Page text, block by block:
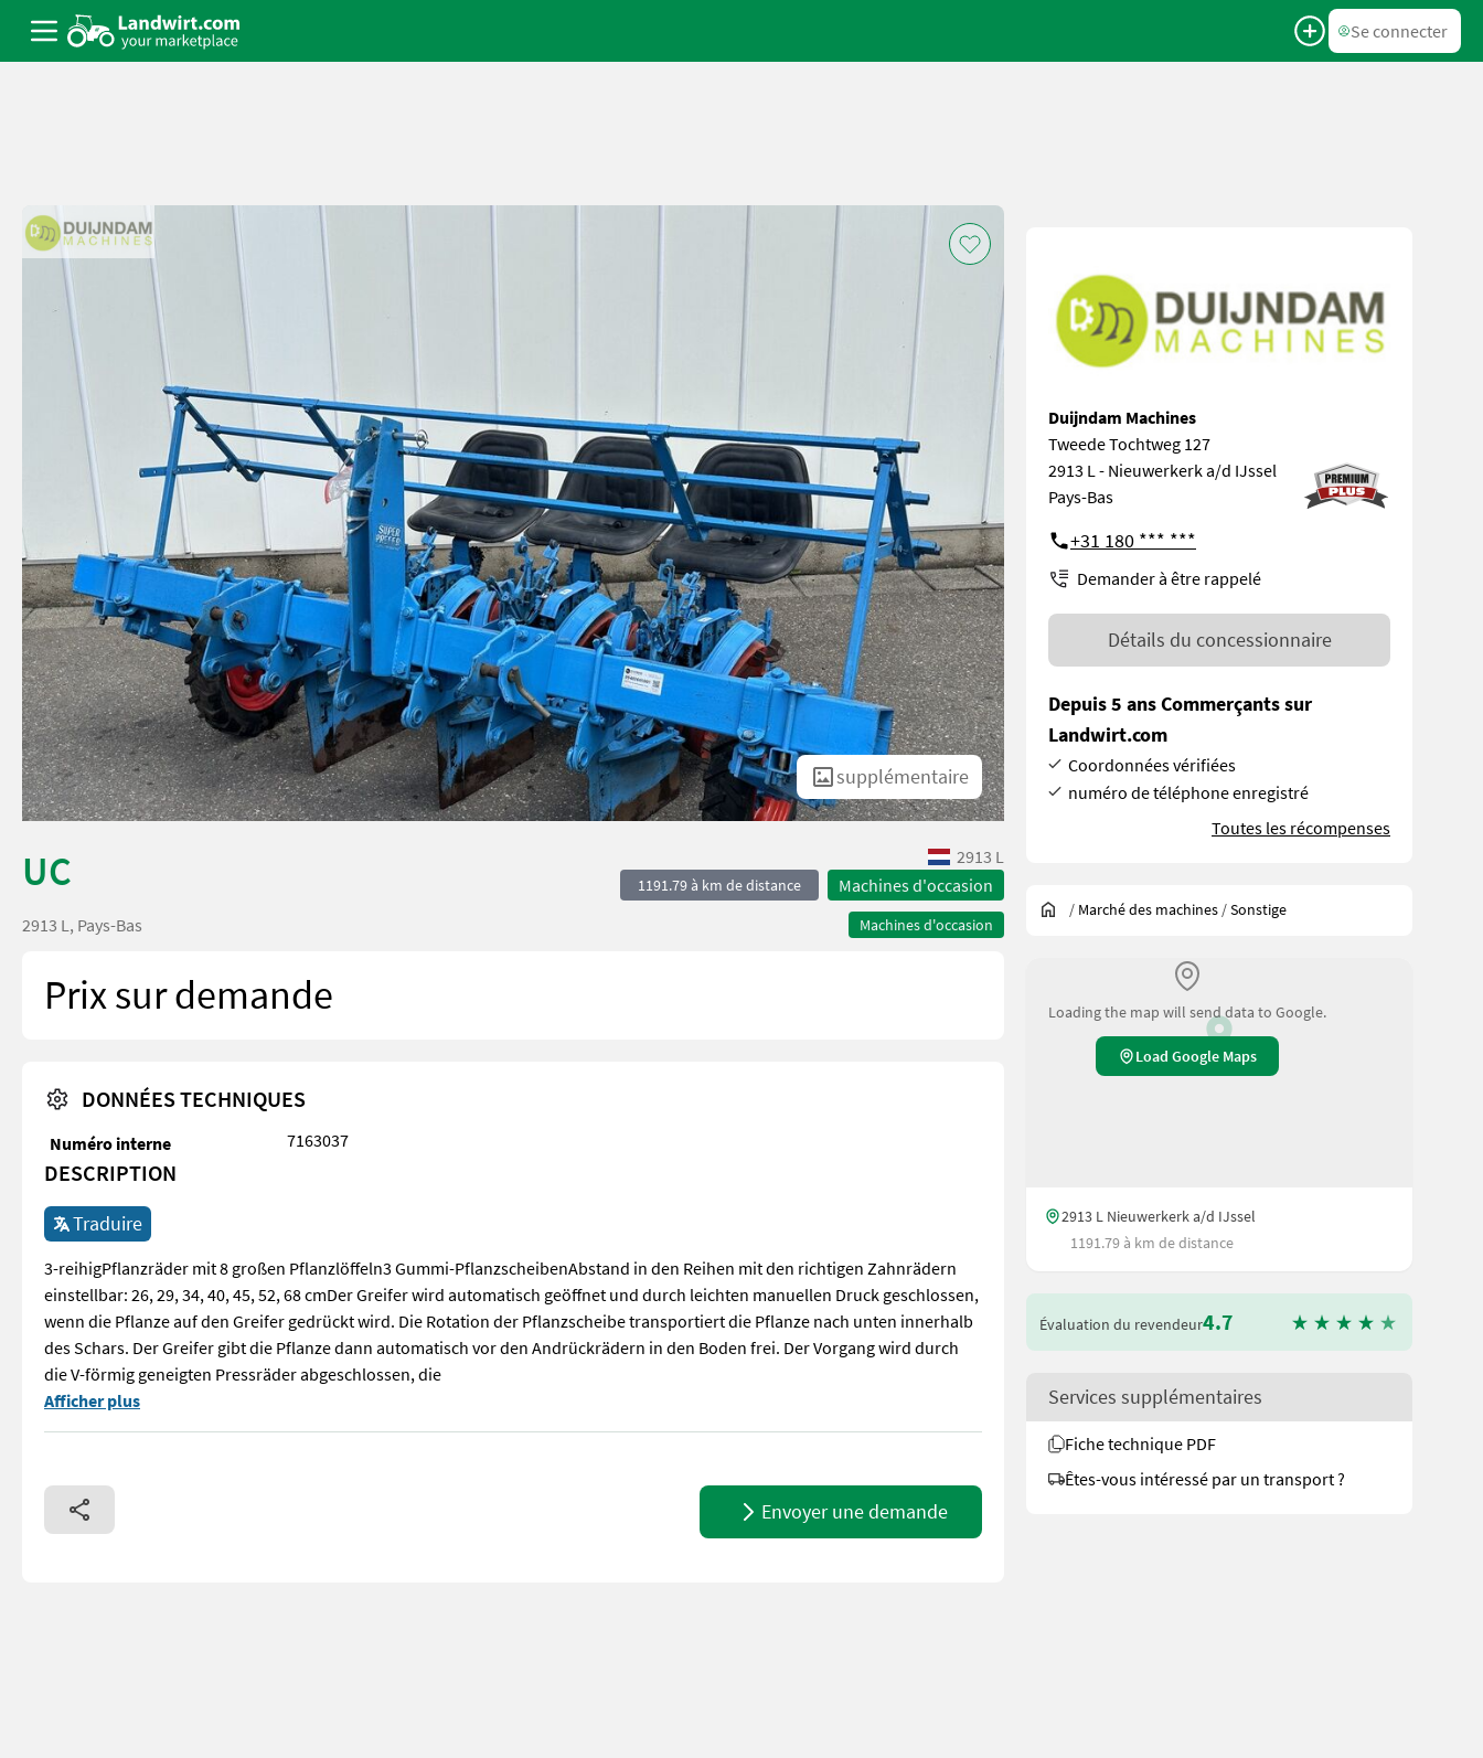
Se connecter
supplémentaire
UC 2913 L
1191.79 à km de distance Machines d'occasion
Machines d'occasion
2913 L, Pays-Bas
Prix sur demande
DONNÉES TECHNIQUES
Numéro interne 7163037
DESCRIPTION
Traduire
3-reihigPflanzräder mit 8 großen Pflanzlöffeln3 Gummi-PflanzscheibenAbstand in den Reihen mit den richtigen Zahnrädern
einstellbar: 26, 29, 34, 40, 45, 52, 68 cmDer Greifer wird automatisch geöffnet und durch leichten manuellen Druck geschlossen,
wenn die Pflanze auf den Greifer gedrückt wird. Die Rotation der Pflanzscheibe transportiert die Pflanze nach unten innerhalb
des Schars. Der Greifer gibt die Pflanze dann automatisch vor den Andrückrädern in den Boden frei. Der Vorgang wird durch
die V-förmig geneigten Pressräder abgeschlossen, die
3-reihigPflanzräder mit 8 großen Pflanzlöffeln3 Gummi-PflanzscheibenAbstand in den Reihen mit den richtigen Zahnrädern einstellbar: 26, 29, 34, 40, 45, 52, 68 cmDer Greifer wird
Afficher plus
Envoyer une demande
Duijndam Machines
Tweede Tochtweg 127
2913 L - Nieuwerkerk a/d IJssel
Pays-Bas
+31 180 *** ***
Demander à être rappelé
Détails du concessionnaire
Depuis 5 ans Commerçants sur
Landwirt.com
Coordonnées vérifiées
numéro de téléphone enregistré
Toutes les récompenses
/ Marché des machines /Sonstige
Loading the map will send data to Google.
Load Google Maps
2913 L Nieuwerkerk a/d IJssel
1191.79 à km de distance
Évaluation du revendeur4.7
Services supplémentaires
Fiche technique PDF
Êtes-vous intéressé par un transport ?